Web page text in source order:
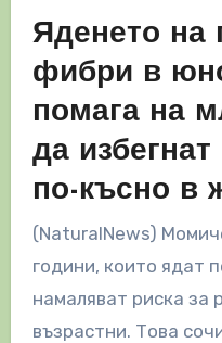
Яденето на
фибри в
помага на
да
по-късно в
(NaturalNews) Момичетата в тинейджърските
години, които ядат
намаляват риска за
възрастни. Това